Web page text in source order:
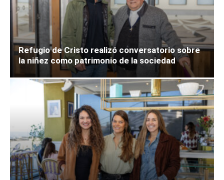
Refugio de Cristo realizó conversatorio sobre
la niñez como patrimonio de la sociedad